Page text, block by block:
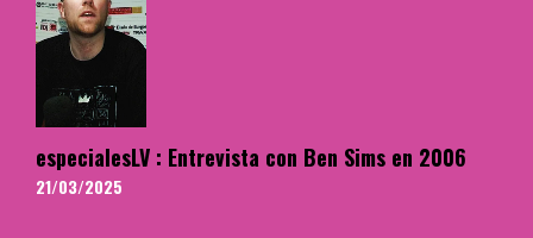
especialesLV : Entrevista con Ben Sims en 2006
21/03/2025